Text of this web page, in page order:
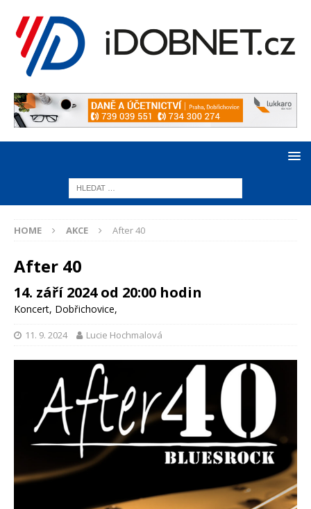
HOME AKCE After 40
After 40
14. září 2024 od 20:00 hodin
Koncert, Dobřichovice,
11. 9. 2024 Lucie Hochmalová